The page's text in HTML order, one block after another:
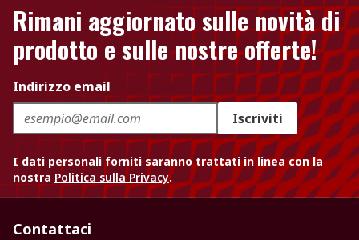
Rimani aggiornato sulle novità di
prodotto e sulle nostre offerte!
Indirizzo email
Iscriviti
I dati personali forniti saranno trattati in linea con la
nostra Politica sulla Privacy.
Contattaci